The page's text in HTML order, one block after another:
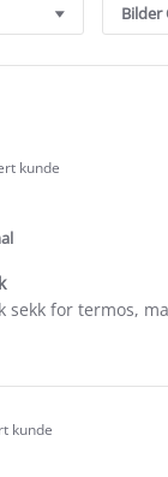
Bilder
kunde
sekk for termos,
kunde